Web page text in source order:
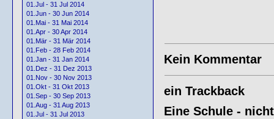
01.Jul - 31 Jul 2014
01.Jun - 30 Jun 2014
01.Mai - 31 Mai 2014
01.Apr - 30 Apr 2014
01.Mär - 31 Mär 2014
01.Feb - 28 Feb 2014
01.Jan - 31 Jan 2014
01.Dez - 31 Dez 2013
01.Nov - 30 Nov 2013
01.Okt - 31 Okt 2013
01.Sep - 30 Sep 2013
01.Aug - 31 Aug 2013
01.Jul - 31 Jul 2013
Kein Kommentar
ein Trackback
Eine Schule -